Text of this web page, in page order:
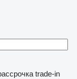
trade-in